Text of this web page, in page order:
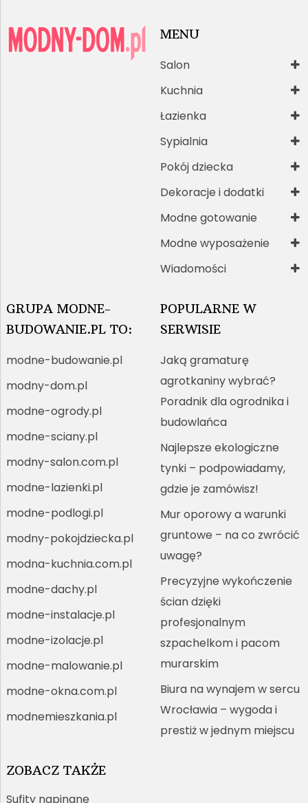
MENU
Salon
Kuchnia
Łazienka
Sypialnia
Pokój dziecka
Dekoracje i dodatki
Modne gotowanie
Modne wyposażenie
Wiadomości
GRUPA MODNE-
BUDOWANIE.PL TO:
modne-budowanie.pl
modny-dom.pl
modne-ogrody.pl
modne-sciany.pl
modny-salon.com.pl
modne-lazienki.pl
modne-podlogi.pl
modny-pokojdziecka.pl
modna-kuchnia.com.pl
modne-dachy.pl
modne-instalacje.pl
modne-izolacje.pl
modne-malowanie.pl
modne-okna.com.pl
modnemieszkania.pl
POPULARNE W
SERWISIE
Jaką gramaturę
agrotkaniny wybrać?
Poradnik dla ogrodnika i
budowlańca
Najlepsze ekologiczne
tynki – podpowiadamy,
gdzie je zamówisz!
Mur oporowy a warunki
gruntowe – na co zwrócić
uwagę?
Precyzyjne wykończenie
ścian dzięki
profesjonalnym
szpachelkom i pacom
murarskim
Biura na wynajem w sercu
Wrocławia – wygoda i
prestiż w jednym miejscu
ZOBACZ TAKŻE
Sufity napinane